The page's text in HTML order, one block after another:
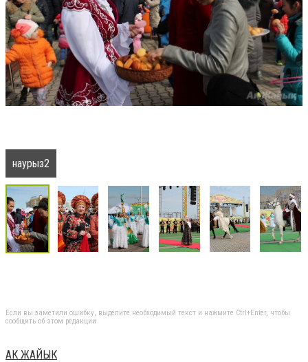
наурыз2
Если вы заметили ошибку, выделите необходимый текст и нажмите Ctrl+Enter, чтобы
сообщить об этом редакции
АК ЖАЙЫК